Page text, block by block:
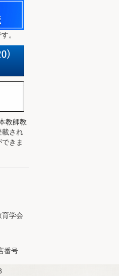
。
教師教
載され
きま
学会
番号